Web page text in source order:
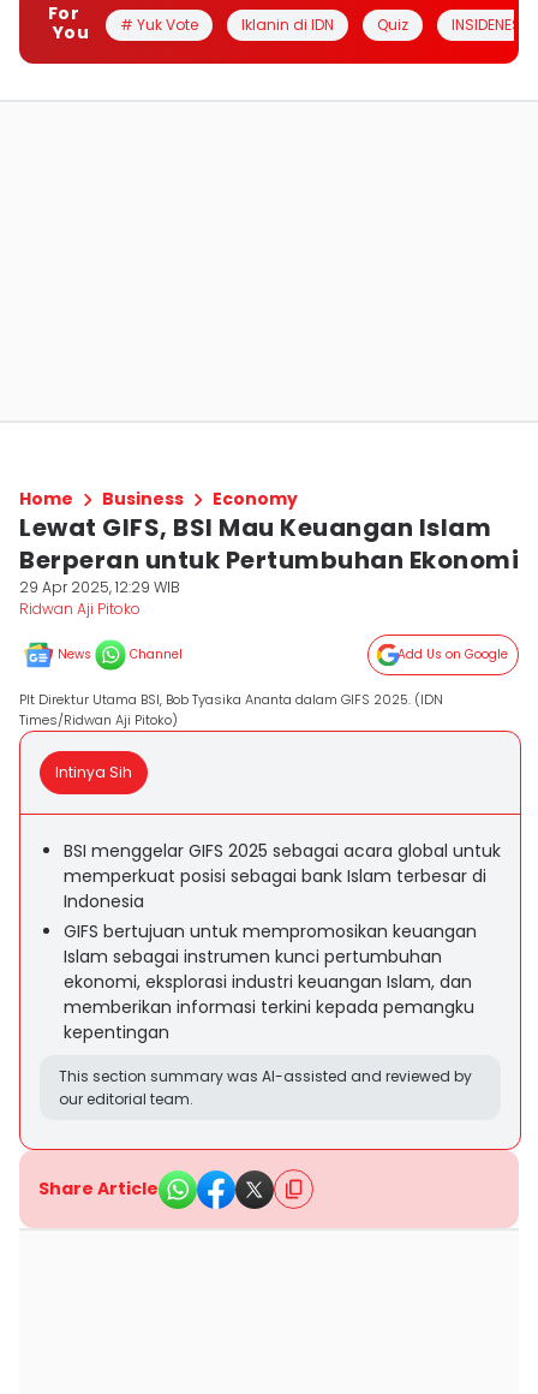
For
You
# Yuk Vote Iklanin di IDN Quiz INSIDENESIA
Home Business Economy
Lewat GIFS, BSI Mau Keuangan Islam
Berperan untuk Pertumbuhan Ekonomi
29 Apr 2025, 12:29 WIB
Ridwan Aji Pitoko
News Channel Add Us on Google
Plt Direktur Utama BSI, Bob Tyasika Ananta dalam GIFS 2025. (IDN
Times/Ridwan Aji Pitoko)
Intinya Sih
BSI menggelar GIFS 2025 sebagai acara global untuk
memperkuat posisi sebagai bank Islam terbesar di
Indonesia
GIFS bertujuan untuk mempromosikan keuangan
Islam sebagai instrumen kunci pertumbuhan
ekonomi, eksplorasi industri keuangan Islam, dan
memberikan informasi terkini kepada pemangku
kepentingan
This section summary was AI-assisted and reviewed by
our editorial team.
Share Article